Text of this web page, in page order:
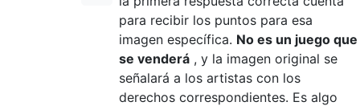
para recibir los puntos para esa
imagen específica. No es un juego que
se venderá , y la imagen original se
señalará a los artistas con los
derechos correspondientes. Es algo